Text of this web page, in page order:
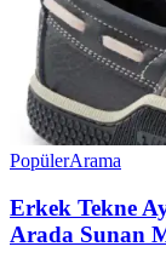
PopülerArama
Erkek Tekne
Arada Sunan